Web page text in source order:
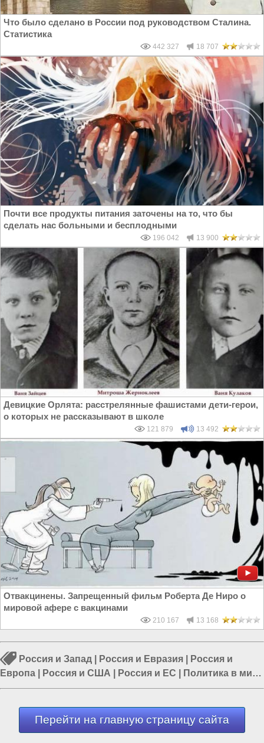
Что было сделано в России под руководством Сталина.
Статистика
442 327 18 707
Почти все продукты питания заточены на то, что бы
сделать нас больными и бесплодными
196 042 13 900
Девицкие Орлята: расстрелянные фашистами дети-герои,
о которых не рассказывают в школе
121 879 13 492
Отвакцинены. Запрещенный фильм Роберта Де Ниро о
мировой афере с вакцинами
210 167 13 168
Россия и Запад Россия и Евразия
Россия и
Европа
Россия и США Россия и ЕС
Политика в мире
|Власть в РФ
Перейти на главную страницу сайта